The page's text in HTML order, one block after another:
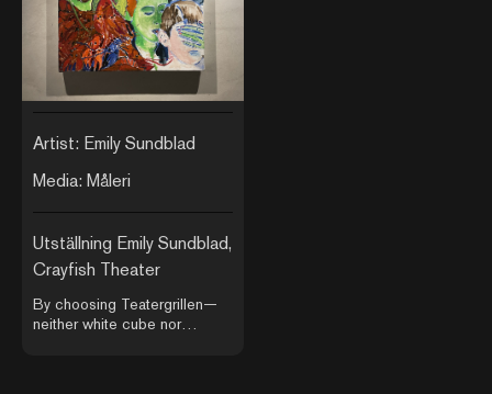
Artist: Emily Sundblad
Media: Måleri
Utställning Emily Sundblad,
Crayfish Theater
By choosing Teatergrillen—
neither white cube nor